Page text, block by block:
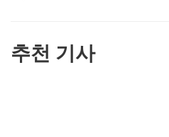
추천 기사